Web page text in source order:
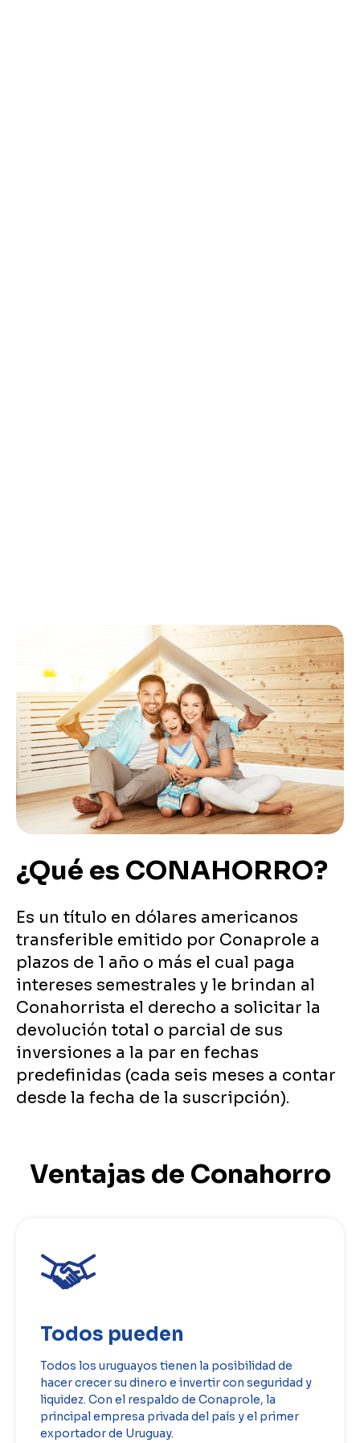
¿Qué es CONAHORRO?
Es un título en dólares americanos
transferible emitido por Conaprole a
plazos de 1 año o más el cual paga
intereses semestrales y le brindan al
Conahorrista el derecho a solicitar la
devolución total o parcial de sus
inversiones a la par en fechas
predefinidas (cada seis meses a contar
desde la fecha de la suscripción).
Ventajas de Conahorro
Todos pueden
Todos los uruguayos tienen la posibilidad de
hacer crecer su dinero e invertir con seguridad y
liquidez. Con el respaldo de Conaprole, la
principal empresa privada del país y el primer
exportador de Uruguay.